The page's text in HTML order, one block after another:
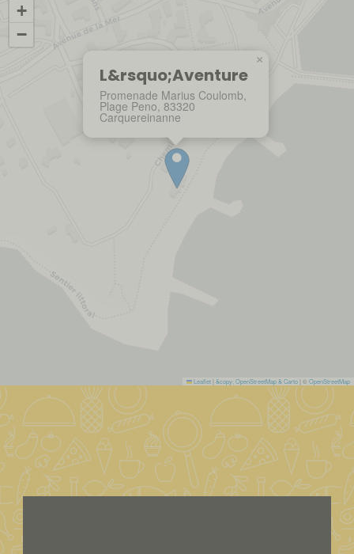
L&rsquo;Aventure
Promenade Marius Coulomb,
Plage Peno, 83320
Carquereinanne
×
+
−
Leaflet &copy; OpenStreetMap & Carto | ©OpenStreetMap